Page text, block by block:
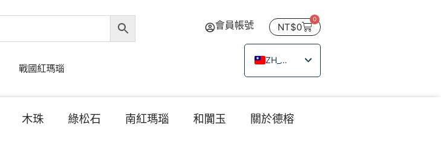
戰國紅瑪瑙
會員帳號 NT$0
0
ZH_TW
EN
JA
TH
木珠 綠松石 南紅瑪瑙 和闐玉 關於德榕